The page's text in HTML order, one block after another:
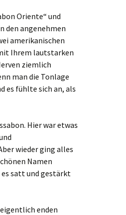
Oriente“ und
den angenehmen
amerikanischen
Ihrem lautstarken
ziemlich
man die Tonlage
es fühlte sich an, als
Hier war etwas
wieder ging alles
Namen
es satt und gestärkt
enden